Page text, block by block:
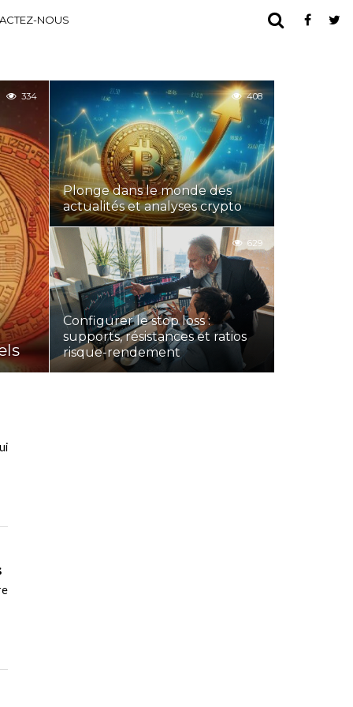
NOUS
334
Plonge dans le monde des
actualités et analyses crypto
408
Configurer le stop loss :
supports, résistances et ratios
risque-rendement
629